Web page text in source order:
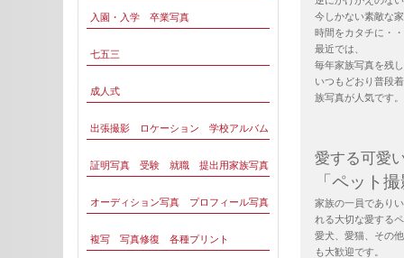
今しかない素敵な
時間をカタチに・
最近では、
毎年家族写真を残
いつもどおり普段
族写真が人気です。
愛する可愛
「ペット
家族の一員であり
れる大切な愛する
愛犬、愛猫、その
も大歓迎です。
入園・入学 卒業写真
七五三
成人式
出張撮影 ロケーション 学校アルバム
証明写真 受験 就職 提出用家族写真
オーディション写真 プロフィール写真
複写 写真修復 各種プリント